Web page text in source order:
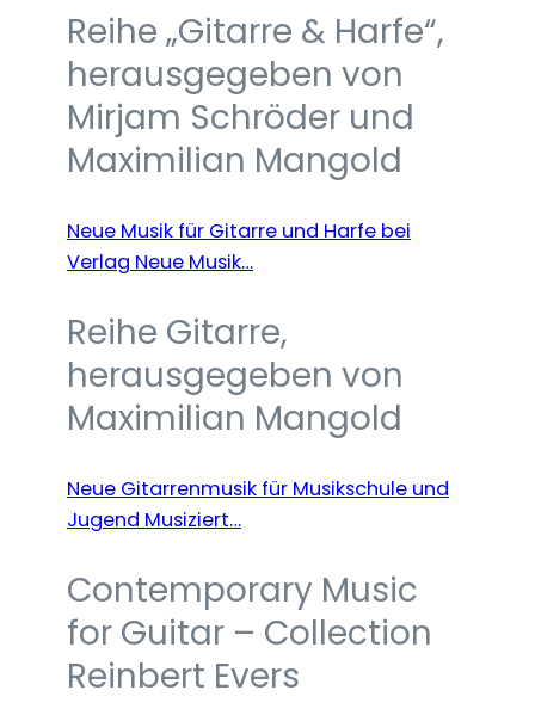
Reihe „Gitarre & Harfe“,
herausgegeben von
Mirjam Schröder und
Maximilian Mangold
Neue Musik für Gitarre und Harfe bei
Verlag Neue Musik…
Reihe Gitarre,
herausgegeben von
Maximilian Mangold
Neue Gitarrenmusik für Musikschule und
Jugend Musiziert…
Contemporary Music
for Guitar – Collection
Reinbert Evers